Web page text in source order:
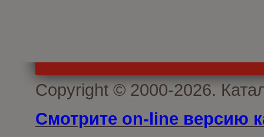
Copyright © 2000-2026.
Смотрите on-line версию